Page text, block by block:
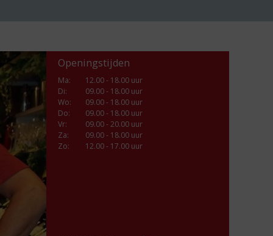
Openingstijden
Ma:
12.00 - 18.00 uur
Di:
09.00 - 18.00 uur
Wo:
09.00 - 18.00 uur
Do:
09.00 - 18.00 uur
Vr:
09.00 - 20.00 uur
Za:
09.00 - 18.00 uur
Zo:
12.00 - 17.00 uur